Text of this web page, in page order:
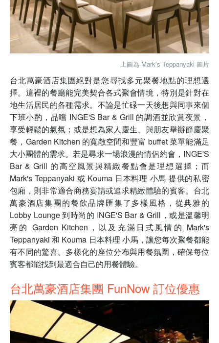
上圖為 Mark's Teppanyaki 圖片
台北萬豪酒店集團絕對是您尋找多元聚餐地點的理想選
擇。這裡的餐廳能完美契合各式聚會情境，特別是針對在
地生活居民的各種需求。不論是忙碌一天後想與同事來個
下班小酌，品嚐 INGE'S Bar & Grill 的調酒並欣賞夜景，
享受輕鬆的氣氛；或是想為家人慶生、與朋友舉辦節慶聚
餐，Garden Kitchen 的寬敞空間和豐富 buffet 菜單能滿足
大小團體的需求。若是尋求一場浪漫的情侶約會，INGE'S
Bar & Grill 的高空風景與精緻餐點會是理想選擇；而
Mark's Teppanyaki 或 Kouma 日本料理 小馬 提供的私密
包廂，則非常適合商務宴請或追求精緻體驗的賓客。台北
萬豪酒店集團的餐飲品牌匯集了多樣風格，從典雅的
Lobby Lounge 到時尚的 INGE'S Bar & Grill，或是溫馨明
亮的 Garden Kitchen，以及充滿日式風情的 Mark's
Teppanyaki 和 Kouma 日本料理 小馬，讓您每次聚餐都能
有不同的驚喜。多樣化的座位分布與用餐氛圍，確保每位
賓客都能找到最適合自己的用餐體驗。
台北萬豪酒店集團 FunNow 訂位優惠